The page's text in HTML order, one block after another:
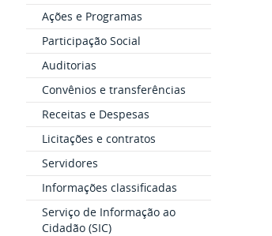
Ações e Programas
Participação Social
Auditorias
Convênios e transferências
Receitas e Despesas
Licitações e contratos
Servidores
Informações classificadas
Serviço de Informação ao
Cidadão (SIC)